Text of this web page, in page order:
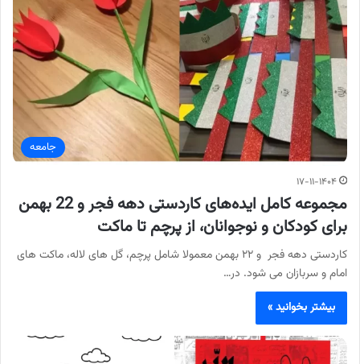
جامعه
۱۷-۱۱-۱۴۰۴
مجموعه کامل ایده‌های کاردستی دهه فجر و 22 بهمن
برای کودکان و نوجوانان، از پرچم تا ماکت
کاردستی دهه فجر و ۲۲ بهمن معمولا شامل پرچم، گل های لاله، ماکت های
امام و سربازان می شود. در…
بیشتر بخوانید »